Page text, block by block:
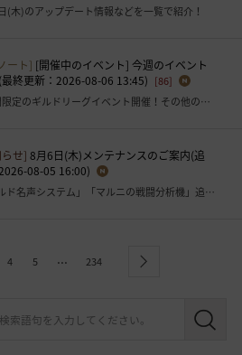
(木)のアップデート情報などを一覧で紹介！
ート] [開催中のイベント] 今週のイベント
終更新：2026-08-06 13:45) [86]
1週間限定のギルドリーグイベント開催！その他のイベントもお見逃しなく！
せ] 8月6日(木)メンテナンスのご案内(追
08-05 16:00)
「ギルド名声システム」「マルニの戦闘分析機」追加など
4 5 ... 234 next